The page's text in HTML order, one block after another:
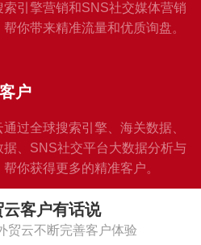
索引擎营销和SNS社交媒体营销
你带来精准流量和优质询盘。
户
过全球搜索引擎、海关数据、
据、SNS社交平台大数据分析与
你获得更多的精准客户。
客户有话说
贸云不断完善客户体验